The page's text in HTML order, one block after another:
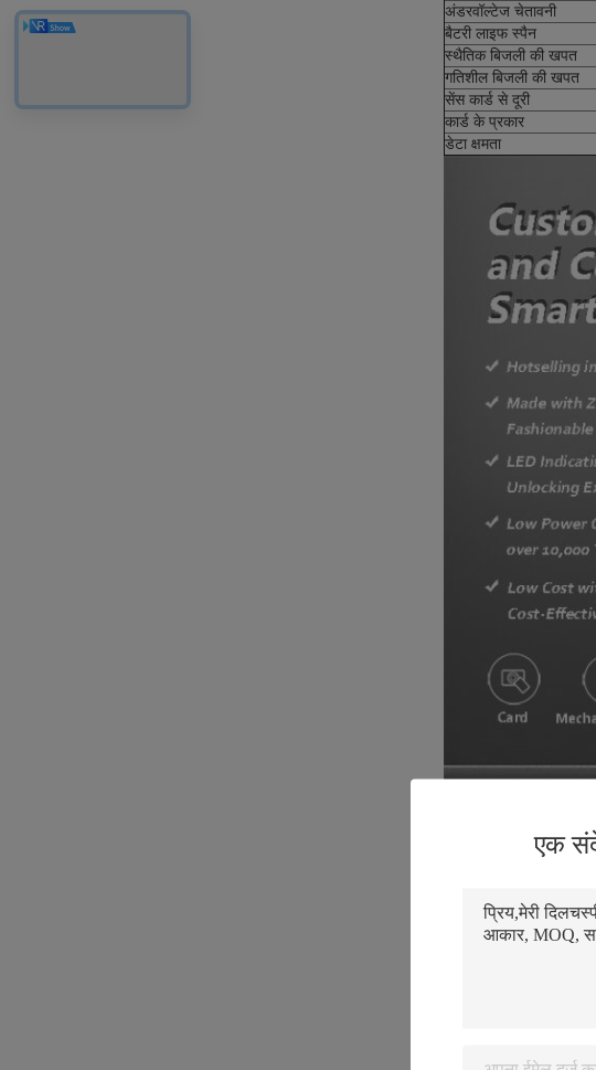
अंडरवॉल्टेज चेतावनी
बैटरी लाइफ स्पैन
स्थैतिक बिजली की खपत
गतिशील बिजली की खपत
सेंस कार्ड से दूरी
कार्ड के प्रकार
डेटा क्षमता
एक